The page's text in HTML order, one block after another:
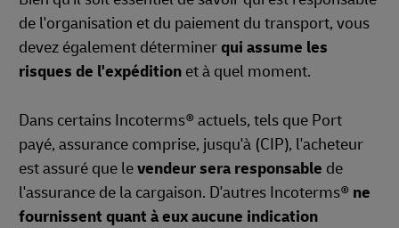
de l'organisation et du paiement du transport, vous
devez également déterminerqui assume les
risques de l'expédition et à quel moment.
Dans certains Incoterms® actuels, tels que Port
payé, assurance comprise, jusqu'à (CIP), l'acheteur
est assuré que levendeur sera responsable de
l'assurance de la cargaison. D'autres Incoterms® ne
fournissent quant à eux aucune indication